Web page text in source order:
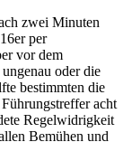
zwei Minuten
per
vor dem
oder die
bestimmten die
acht
Regelwidrigkeit
Bemühen und